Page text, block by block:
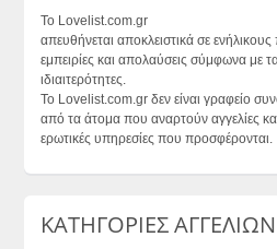
Το Lovelist.com.gr
απευθήνεται αποκλειστικά σε
εμπειρίες και απολαύσεις σύμφωνα με
ιδιαιτερότητες.
Το Lovelist.com.gr δεν είναι γραφείο
από τα άτομα που αναρτούν αγγελίες
ερωτικές υπηρεσίες που προσφέρονται.
ΚΑΤΗΓΟΡΙΕΣ ΑΓΓΕΛΙΩΝ